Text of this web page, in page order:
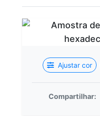
Ajustar cor
Compartilhar: